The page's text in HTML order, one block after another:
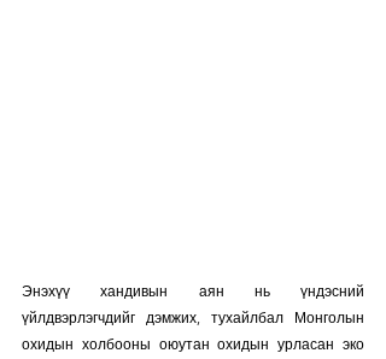
Энэхүү хандивын аян нь үндэсний
үйлдвэрлэгчдийг дэмжих, тухайлбал Монголын
охидын холбооны оюутан охидын урласан эко